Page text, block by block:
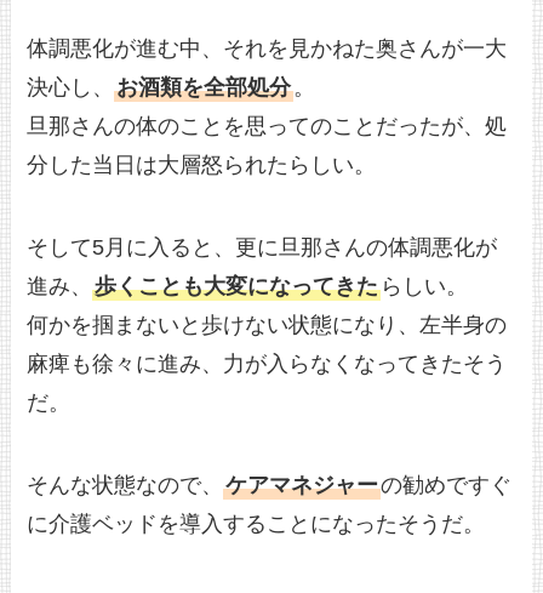
体調悪化が進む中、それを見かねた奥さんが一大
決心し、お酒類を全部処分。
旦那さんの体のことを思ってのことだったが、処
分した当日は大層怒られたらしい。
そして5月に入ると、更に旦那さんの体調悪化が
進み、歩くことも大変になってきた らしい。
何かを掴まないと歩けない状態になり、左半身の
麻痺も徐々に進み、力が入らなくなってきたそう
だ。
そんな状態なので、ケアマネジャーの勧めですぐ
に介護ベッドを導入することになったそうだ。